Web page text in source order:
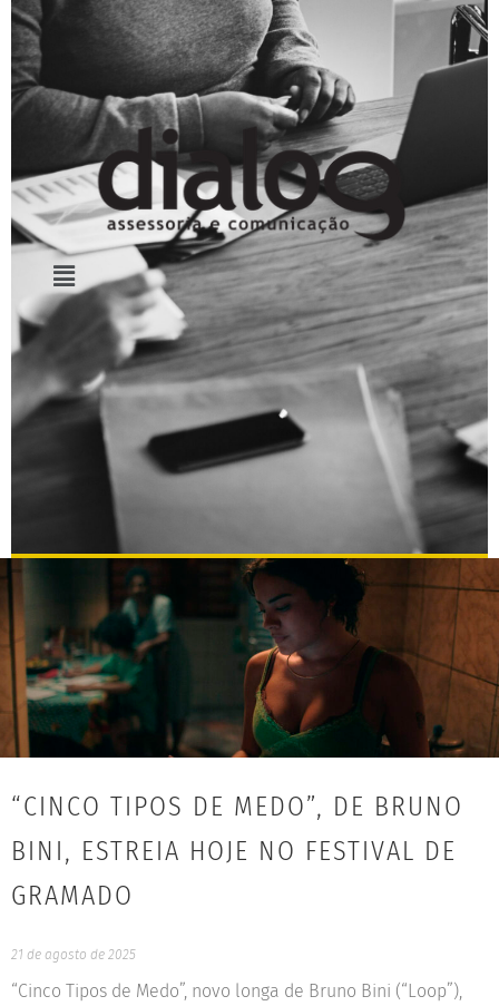
“CINCO TIPOS DE MEDO”, DE BRUNO
BINI, ESTREIA HOJE NO FESTIVAL DE
GRAMADO
21 de agosto de 2025
“Cinco Tipos de Medo”, novo longa de Bruno Bini (“Loop”),